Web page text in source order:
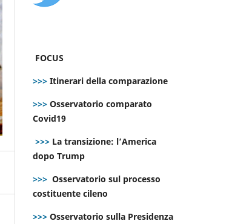
FOCUS
>>> Itinerari della comparazione
>>> Osservatorio comparato
Covid19
>>> La transizione: l’America
dopo Trump
>>> Osservatorio sul processo
costituente cileno
>>> Osservatorio sulla Presidenza